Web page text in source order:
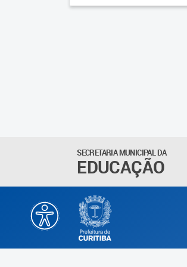
SECRETARIA MUNICIPAL DA
EDUCAÇÃO